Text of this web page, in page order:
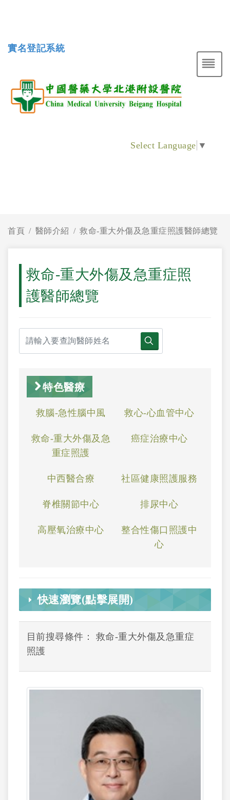
實名登記系統
Select Language ▼
首頁 醫師介紹 救命-重大外傷及急重症照護醫師總覽
救命-重大外傷及急重症照
護醫師總覽
特色醫療
救腦-急性腦中風 救心-心血管中心
救命-重大外傷及急
重症照護
癌症治療中心
中西醫合療 社區健康照護服務
脊椎關節中心 排尿中心
高壓氧治療中心
整合性傷口照護中
心
快速瀏覽(點擊展開)
目前搜尋條件： 救命-重大外傷及急重症
照護